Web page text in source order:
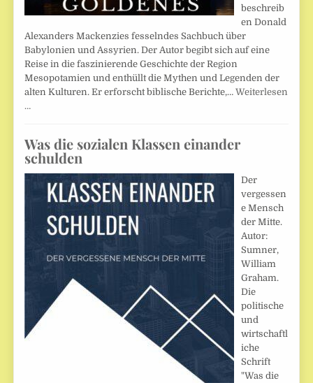
beschreib
en Donald
Alexanders Mackenzies fesselndes Sachbuch über
Babylonien und Assyrien. Der Autor begibt sich auf eine
Reise in die faszinierende Geschichte der Region
Mesopotamien und enthüllt die Mythen und Legenden der
alten Kulturen. Er erforscht biblische Berichte,…Weiterlesen
…
Was die sozialen Klassen einander
schulden
Der
vergessen
e Mensch
der Mitte.
Autor:
Sumner,
William
Graham.
Die
politische
und
wirtschaftl
iche
Schrift
"Was die